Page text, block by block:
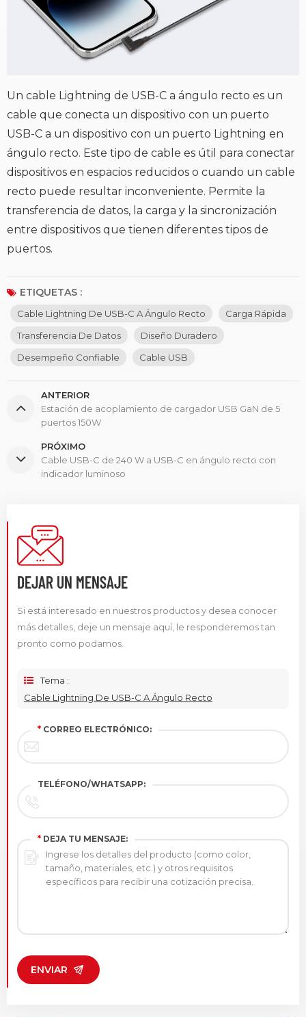
Un cable Lightning de USB-C a ángulo recto es un
cable que conecta un dispositivo con un puerto
USB-C a un dispositivo con un puerto Lightning en
ángulo recto. Este tipo de cable es útil para conectar
dispositivos en espacios reducidos o cuando un cable
recto puede resultar inconveniente. Permite la
transferencia de datos, la carga y la sincronización
entre dispositivos que tienen diferentes tipos de
puertos.
ETIQUETAS :
Cable Lightning De USB-C A Ángulo Recto
Carga Rápida
Transferencia De Datos
Diseño Duradero
Desempeño Confiable
Cable USB
ANTERIOR
Estación de acoplamiento de cargador USB GaN de 5
puertos 150W
PRÓXIMO
Cable USB-C de 240 W a USB-C en ángulo recto con
indicador luminoso
DEJAR UN MENSAJE
Si está interesado en nuestros productos y desea conocer
más detalles, deje un mensaje aquí, le responderemos tan
pronto como podamos.
Tema :
Cable Lightning De USB-C A Ángulo Recto
* CORREO ELECTRÓNICO:
TELÉFONO/WHATSAPP:
* DEJA TU MENSAJE:
ENVIAR